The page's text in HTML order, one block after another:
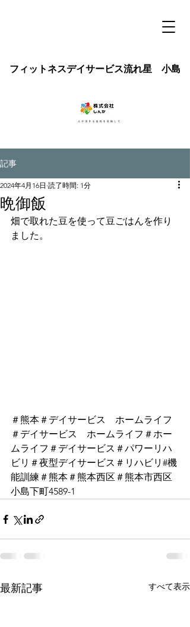
フィットネスデイサービス流れ星 小島
記事
晩御飯
2024年4月16日 読了時間: 1分
畑で取れた豆を使って豆ごはんを作り
ました。
＃熊本＃デイサービス　ホームライフ
＃デイサービス　ホームライフ＃ホー
ムライフ＃デイサービス＃パワーリハ
ビリ＃夜型デイサービス＃リハビリ#機
能訓練＃熊本＃熊本西区＃熊本市西区
小島下町4589-1
最新記事 すべて表示